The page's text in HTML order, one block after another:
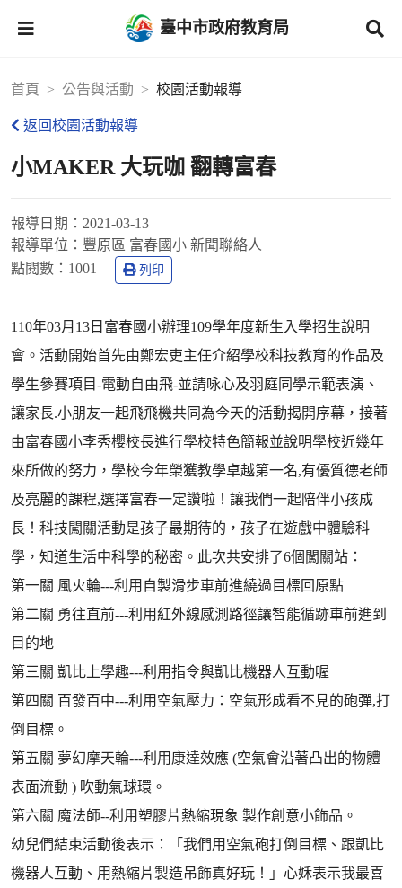
臺中市政府教育局
首頁 公告與活動 校園活動報導
返回校園活動報導
小MAKER 大玩咖 翻轉富春
報導日期： 2021-03-13
報導單位： 豐原區 富春國小 新聞聯絡人
點閱數： 1001 列印
110年03月13日富春國小辦理109學年度新生入學招生說明
會。活動開始首先由鄭宏吏主任介紹學校科技教育的作品及
學生參賽項目-電動自由飛-並請咏心及羽庭同學示範表演、
讓家長.小朋友一起飛飛機共同為今天的活動揭開序幕，接著
由富春國小李秀櫻校長進行學校特色簡報並說明學校近幾年
來所做的努力，學校今年榮獲教學卓越第一名,有優質德老師
及亮麗的課程,選擇富春一定讚啦！讓我們一起陪伴小孩成
長！科技闖關活動是孩子最期待的，孩子在遊戲中體驗科
學，知道生活中科學的秘密。此次共安排了6個闖關站：
第一關 風火輪---利用自製滑步車前進繞過目標回原點
第二關 勇往直前---利用紅外線感測路徑讓智能循跡車前進到
目的地
第三關 凱比上學趣---利用指令與凱比機器人互動喔
第四關 百發百中---利用空氣壓力：空氣形成看不見的砲彈,打
倒目標。
第五關 夢幻摩天輪---利用康達效應 (空氣會沿著凸出的物體
表面流動 ) 吹動氣球環。
第六關 魔法師--利用塑膠片熱縮現象 製作創意小飾品。
幼兒們結束活動後表示：「我們用空氣砲打倒目標、跟凱比
機器人互動、用熱縮片製造吊飾真好玩！」心姀表示我最喜